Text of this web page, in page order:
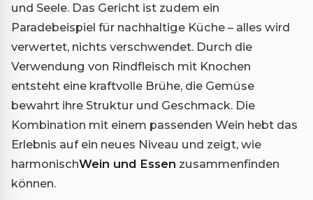
und Seele. Das Gericht ist zudem ein
Paradebeispiel für nachhaltige Küche – alles wird
verwertet, nichts verschwendet. Durch die
Verwendung von Rindfleisch mit Knochen
entsteht eine kraftvolle Brühe, die Gemüse
bewahrt ihre Struktur und Geschmack. Die
Kombination mit einem passenden Wein hebt das
Erlebnis auf ein neues Niveau und zeigt, wie
harmonischWein und Essen zusammenfinden
können.